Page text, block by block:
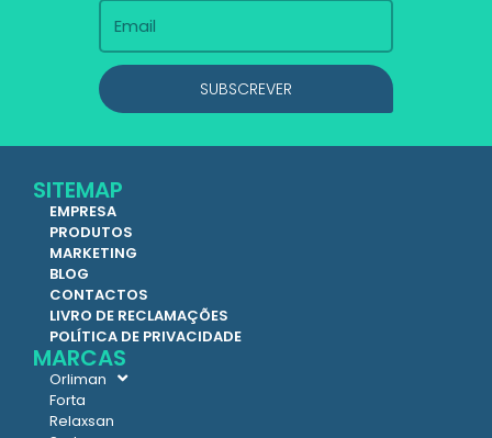
SUBSCREVER
SITEMAP
EMPRESA
PRODUTOS
MARKETING
BLOG
CONTACTOS
LIVRO DE RECLAMAÇÕES
POLÍTICA DE PRIVACIDADE
MARCAS
Orliman
Forta
Relaxsan